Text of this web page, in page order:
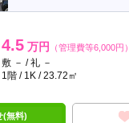
4.5 万円 （管理費等6,000円）
敷 － / 礼 －
1階 / 1K / 23.72㎡
(無料)